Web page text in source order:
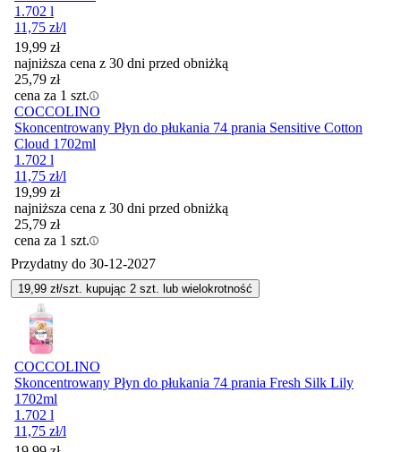
1.702 l
11,75 zł/l
19,99 zł
najniższa cena z 30 dni przed obniżką
25,79 zł
cena za 1 szt.
COCCOLINO
Skoncentrowany Płyn do płukania 74 prania Sensitive Cotton
Cloud 1702ml
1.702 l
11,75 zł/l
19,99 zł
najniższa cena z 30 dni przed obniżką
25,79 zł
cena za 1 szt.
Przydatny do 30-12-2027
19,99 zł/szt. kupując 2 szt. lub wielokrotność
COCCOLINO
Skoncentrowany Płyn do płukania 74 prania Fresh Silk Lily
1702ml
1.702 l
11,75 zł/l